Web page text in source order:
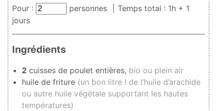
Pour : personnes
Temps total : 1h + 1
jours
Ingrédients
2 cuisses de poulet entières, bio ou plein air
huile de friture (un bon litre ! de l’huile d’arachide
ou autre huile végétale supportant les hautes
températures)